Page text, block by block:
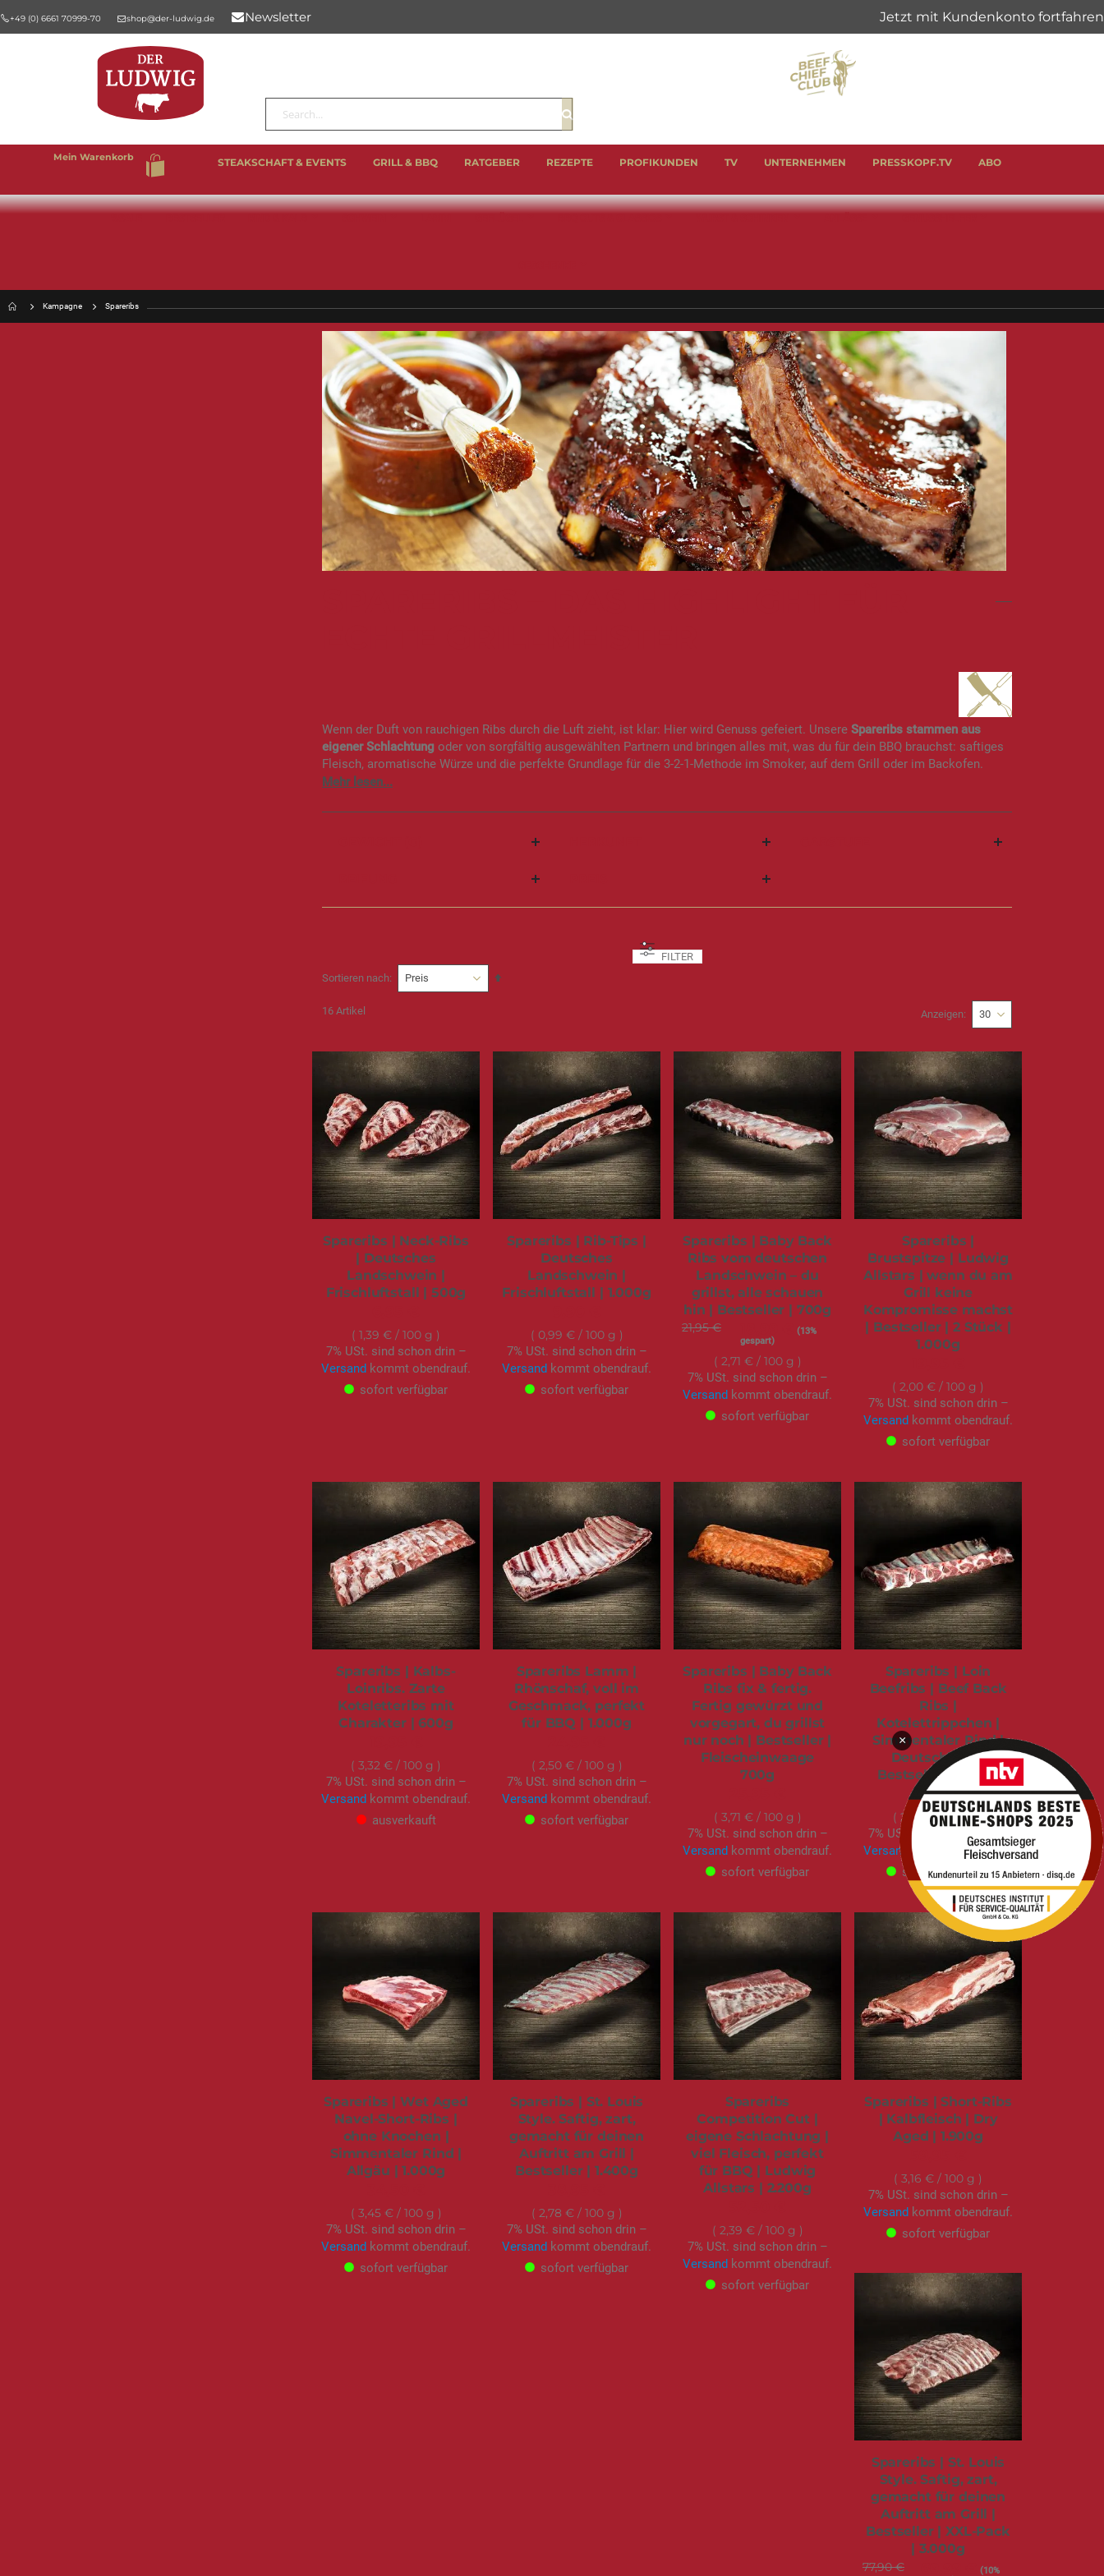
+49 (0) 6661 70999-70 shop@der-ludwig.de Newsletter
Mein Warenkorb
Suche
Suche
STEAKSCHAFT & EVENTS GRILL & BBQ RATGEBER REZEPTE PROFIKUNDEN TV UNTERNEHMEN PRESSKOPF.TV ABO
Kampagne Spareribs
Wenn der Duft von rauchigen Ribs durch die Luft zieht, ist klar: Hier wird Genuss gefeiert. Unsere Spareribs stammen aus
eigener Schlachtung oder von sorgfältig ausgewählten Partnern und bringen alles mit, was du für dein BBQ brauchst: saftiges
Fleisch, aromatische Würze und die perfekte Grundlage für die 3-2-1-Methode im Smoker, auf dem Grill oder im Backofen.
FILTER
Sortieren nach
16 Artikel Anzeigen
Spareribs | Neck-Ribs
| Deutsches
Landschwein |
Frischluftstall | 500g
1,39 € / 100 g
7% USt. sind schon drin –
Versand kommt obendrauf.
sofort verfügbar
Spareribs | Rib-Tips |
Deutsches
Landschwein |
Frischluftstall | 1.000g
0,99 €/ 100 g
7% USt. sind schon drin –
Versand kommt obendrauf.
sofort verfügbar
Spareribs | Baby Back
Ribs vom deutschen
Landschwein – du
grillst, alle schauen
hin | Bestseller | 700g
21,95 € Sonderangebot(13%
gespart)
2,71 €/ 100 g
7% USt. sind schon drin –
Versand kommt obendrauf.
sofort verfügbar
Spareribs |
Brustspitze | Ludwig
Allstars | wenn du am
Grill keine
Kompromisse machst
| Bestseller | 2 Stück |
1.000g
2,00 € / 100 g
7% USt. sind schon drin –
Versand kommt obendrauf.
sofort verfügbar
Spareribs | Kalbs-
Loinribs. Zarte
Koteletteribs mit
Charakter | 600g
3,32 € / 100 g
7% USt. sind schon drin –
Versand kommt obendrauf.
ausverkauft
Spareribs Lamm |
Rhönschaf, voll im
Geschmack, perfekt
für BBQ | 1.000g
2,50 €/ 100 g
7% USt. sind schon drin –
Versand kommt obendrauf.
sofort verfügbar
Spareribs | Baby Back
Ribs fix & fertig.
Fertig gewürzt und
vorgegart, du grillst
nur noch | Bestseller |
Fleischeinwaage
700g
3,71 €/ 100 g
7% USt. sind schon drin –
Versand kommt obendrauf.
sofort verfügbar
Spareribs | Loin
Beefribs | Beef Back
Ribs |
Kotelettrippchen |
Simmentaler Rind |
Deutschland |
Bestseller | 1.300g
32,95 €
2,53 €/ 100 g
7% USt. sind schon drin –
Versand
kommt obendrauf.
sofort verfügbar
Spareribs | Wet Aged
Navel-Short-Ribs |
ohne Knochen |
Simmentaler Rind |
Allgäu | 1.000g
3,45 €/ 100 g
7% USt. sind schon drin –
Versand kommt obendrauf.
sofort verfügbar
Spareribs | St. Louis
Style. Saftig, zart,
gemacht für deinen
Auftritt am Grill |
Bestseller | 1.400g
2,78 €/ 100 g
7% USt. sind schon drin –
Versand kommt obendrauf.
sofort verfügbar
Spareribs
Competition Cut |
eigene Schlachtung |
viel Fleisch, perfekt
für BBQ | Ludwig
Allstars | 2.200g
2,39 €/ 100 g
7% USt. sind schon drin –
Versand kommt obendrauf.
sofort verfügbar
Spareribs | Short-Ribs
| Kalbfleisch | Dry
Aged | 1.900g
3,16 € / 100 g
7% USt. sind schon drin –
Versand kommt obendrauf.
sofort verfügbar
Spareribs | St. Louis
Style. Saftig, zart,
gemacht für deinen
Auftritt am Grill |
Bestseller | XXL-Pack
| 3.000g
77,90 € Sonderangebot(10%
×